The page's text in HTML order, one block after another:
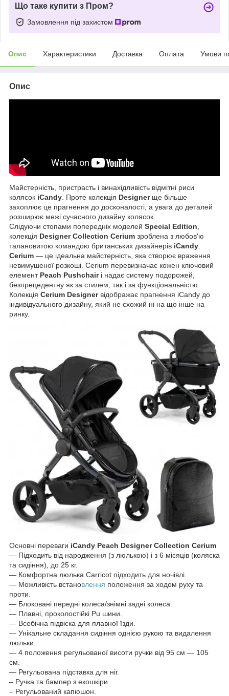
Що таке купити з Пром?
Замовлення під захистом
Опис Характеристики Доставка Оплата Умови
Опис
Майстерність, пристрасть і винахідливість відмітні риси
колясок iCandy . Проте колекція Designerще більше
захоплює це прагнення до досконалості, а увага до деталей
розширює межі сучасного дизайну колясок.
Слідуючи стопами попередніх моделей Special Edition
колекція Designer Collection Cerium зроблена з любов'ю
талановитою командою британських дизайнерів iCandy
Cerium — це ідеальна майстерність, яка створює враження
невимушеної розкоші. Cerium перевизначає кожен ключовий
елемент Peach Pushchairі надає систему подорожей,
безпрецедентну як за стилем, так і за функціональністю.
Колекція Cerium Designerвідображає прагнення iCandy до
індивідуального дизайну, який не схожий ні на що інше на
ринку.
Основні переваги iCandy Peach Designer Collection Cerium
— Підходить від народження (з люлькою) і з 6 місяців (коляска
та сидіння), до 25 кг.
— Комфортна люлька Carricot підходить для ночівлі.
— Можливість встановлення положення за ходом руху та
проти.
— Блоковані передні колеса/знімні задні колеса.
— Плавні, проколостійкі Pu шини.
— Всебічна підвіска для плавної їзди.
— Унікальне складання сидіння однією рукою та видалення
люльки.
— 4 положення регульованої висоти ручки від 95 см — 105
см.
— Регульована підставка для ніг.
– Ручка та бампер з екошкіри.
– Регульований капюшон.